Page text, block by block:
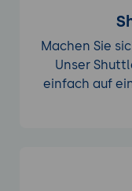
Machen Sie
Unser
einfach auf